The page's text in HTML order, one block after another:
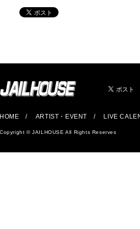
HOME ARTIST・EVENT LIVE
Copyright © JAILHOUSE All Rights Reserves